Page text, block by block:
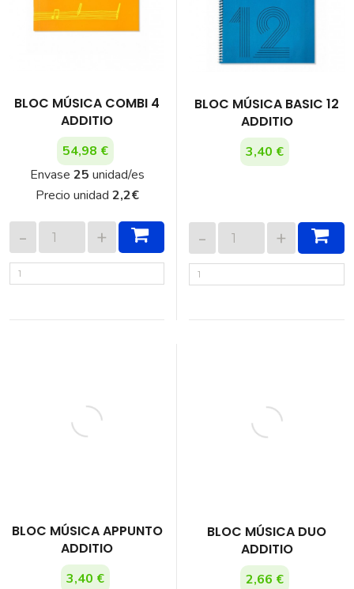
BLOC MÚSICA COMBI 4
ADDITIO
54,98 €
Envase 25 unidad/es
Precio unidad 2,2€
BLOC MÚSICA BASIC 12
ADDITIO
3,40 €
BLOC MÚSICA APPUNTO
ADDITIO
3,40 €
BLOC MÚSICA DUO
ADDITIO
2,66 €